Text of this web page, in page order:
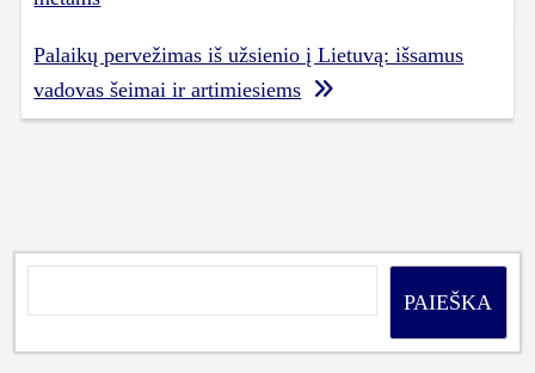
Palaikų pervežimas iš užsienio į Lietuvą: išsamus
vadovas šeimai ir artimiesiems
PAIEŠKA